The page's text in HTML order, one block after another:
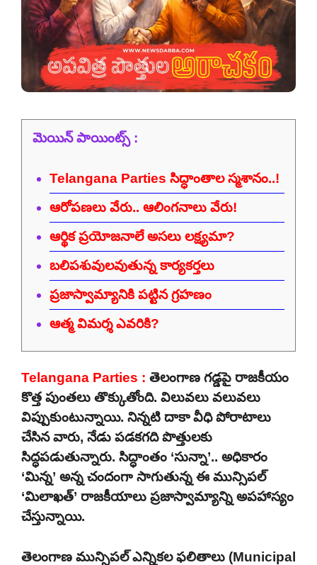
మెయిన్ పాయింట్స్ :
Telangana Parties సిద్ధాంతాల స్మశానం..!
ఆరోపణలు వేరు.. ఆలింగనాలు వేరు!
ఆర్థిక ప్రయోజనాలే అసలు లక్ష్యమా?
బలిపశువులవుతున్న కార్యకర్తలు
ప్రజాస్వామ్యానికి పట్టిన గ్రహణం
ఆత్మ విమర్శ ఎవరికి?
Telangana Parties : తెలంగాణ గడ్డపై రాజకీయం
కొత్త పుంతలు తొక్కుతోంది. విలువలు వలువలు
విప్పుకుంటున్నాయి. నిన్నటి దాకా వీధి పోరాటాలు
చేసిన వారు, నేడు పడకగది పొత్తులకు
సిద్ధపడుతున్నారు. సిద్ధాంతం ‘సున్నా’.. అధికారం
‘మిన్న’ అన్న చందంగా సాగుతున్న ఈ మున్సిపల్
‘మిలాఖత్’ రాజకీయాలు ప్రజాస్వామ్యాన్ని అపహాస్యం
చేస్తున్నాయి.
తెలంగాణ మున్సిపల్ ఎన్నికల ఫలితాలు (Municipal